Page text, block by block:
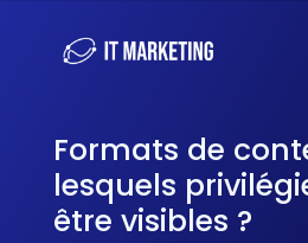
Formats de
lesquels
être visibles ?